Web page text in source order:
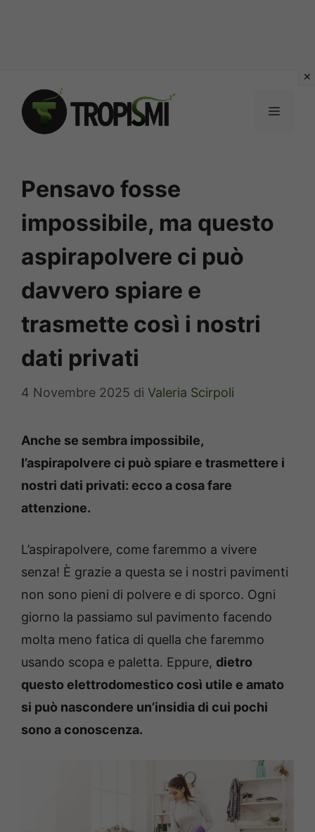
contenuto
MENU
Pensavo fosse
impossibile, ma questo
aspirapolvere ci può
davvero spiare e
trasmette così i nostri
dati privati
4 Novembre 2025 di Valeria Scirpoli
Anche se sembra impossibile,
l’aspirapolvere ci può spiare e trasmettere i
nostri dati privati: ecco a cosa fare
attenzione.
L’aspirapolvere, come faremmo a vivere
senza! È grazie a questa se i nostri pavimenti
non sono pieni di polvere e di sporco. Ogni
giorno la passiamo sul pavimento facendo
molta meno fatica di quella che faremmo
usando scopa e paletta. Eppure, dietro
questo elettrodomestico così utile e amato
si può nascondere un’insidia di cui pochi
sono a conoscenza.